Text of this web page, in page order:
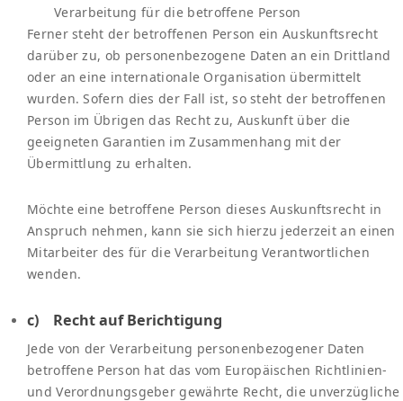
Verarbeitung für die betroffene Person
Ferner steht der betroffenen Person ein Auskunftsrecht
darüber zu, ob personenbezogene Daten an ein Drittland
oder an eine internationale Organisation übermittelt
wurden. Sofern dies der Fall ist, so steht der betroffenen
Person im Übrigen das Recht zu, Auskunft über die
geeigneten Garantien im Zusammenhang mit der
Übermittlung zu erhalten.
Möchte eine betroffene Person dieses Auskunftsrecht in
Anspruch nehmen, kann sie sich hierzu jederzeit an einen
Mitarbeiter des für die Verarbeitung Verantwortlichen
wenden.
c) Recht auf Berichtigung
Jede von der Verarbeitung personenbezogener Daten
betroffene Person hat das vom Europäischen Richtlinien-
und Verordnungsgeber gewährte Recht, die unverzügliche